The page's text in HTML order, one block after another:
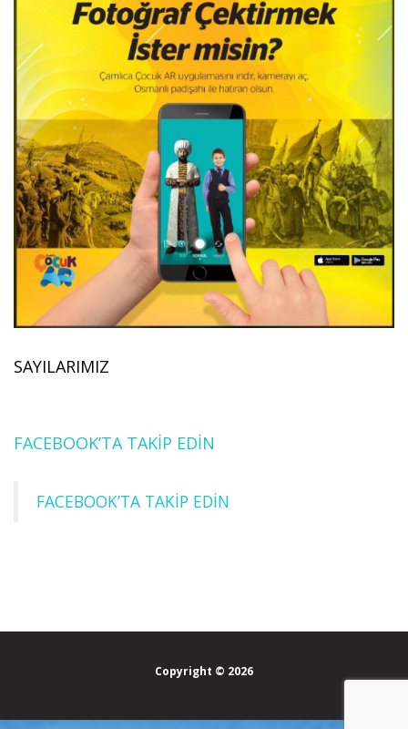
SAYILARIMIZ
FACEBOOK’TA TAKİP EDİN
FACEBOOK’TA TAKİP EDİN
Copyright © 2026